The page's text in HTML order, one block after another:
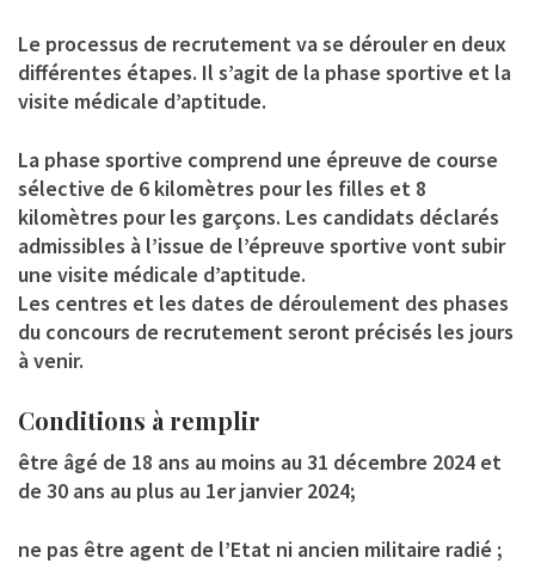
Le processus de recrutement va se dérouler en deux
différentes étapes. Il s’agit de la phase sportive et la
visite médicale d’aptitude.
La phase sportive comprend une épreuve de course
sélective de 6 kilomètres pour les filles et 8
kilomètres pour les garçons. Les candidats déclarés
admissibles à l’issue de l’épreuve sportive vont subir
une visite médicale d’aptitude.
Les centres et les dates de déroulement des phases
du concours de recrutement seront précisés les jours
à venir.
Conditions à remplir
être âgé de 18 ans au moins au 31 décembre 2024 et
de 30 ans au plus au 1er janvier 2024;
ne pas être agent de l’Etat ni ancien militaire radié ;